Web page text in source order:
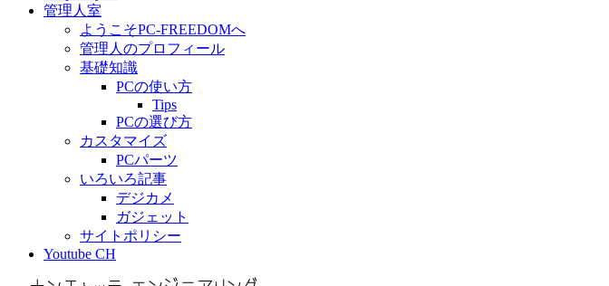
管理人室
ようこそPC-FREEDOMへ
管理人のプロフィール
基礎知識
PCの使い方
Tips
PCの選び方
カスタマイズ
PCパーツ
いろいろ記事
デジカメ
ガジェット
サイトポリシー
Youtube CH